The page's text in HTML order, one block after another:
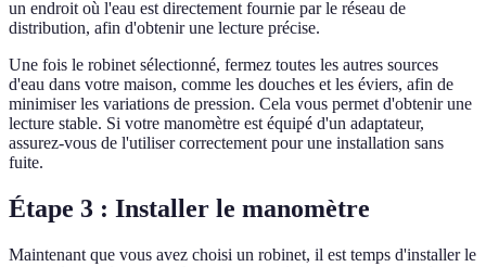
un endroit où l'eau est directement fournie par le réseau de
distribution, afin d'obtenir une lecture précise.
Une fois le robinet sélectionné, fermez toutes les autres sources
d'eau dans votre maison, comme les douches et les éviers, afin de
minimiser les variations de pression. Cela vous permet d'obtenir une
lecture stable. Si votre manomètre est équipé d'un adaptateur,
assurez-vous de l'utiliser correctement pour une installation sans
fuite.
Étape 3 : Installer le manomètre
Maintenant que vous avez choisi un robinet, il est temps d'installer le